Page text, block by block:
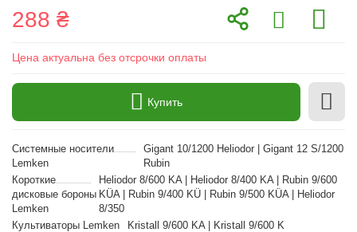
288 ₴
Цена актуальна без отсрочки оплаты
Купить
Cистемные носители
Lemken
Gigant 10/1200 Heliodor | Gigant 12 S/1200
Rubin
Короткие
дисковые бороны
Lemken
Heliodor 8/600 KA | Heliodor 8/400 KA | Rubin 9/600
KÜA | Rubin 9/400 KÜ | Rubin 9/500 KÜA | Heliodor
8/350
Культиваторы Lemken
Kristall 9/600 KA | Kristall 9/600 K